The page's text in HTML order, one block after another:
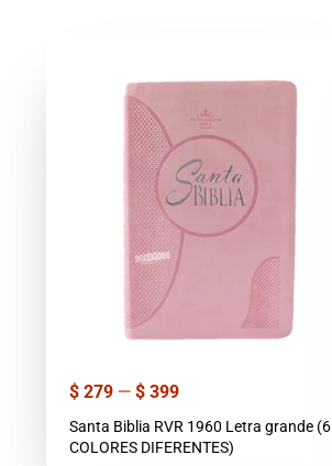
Precio
$ 279 — $ 399
Santa Biblia RVR 1960 Letra grande (6
COLORES DIFERENTES)